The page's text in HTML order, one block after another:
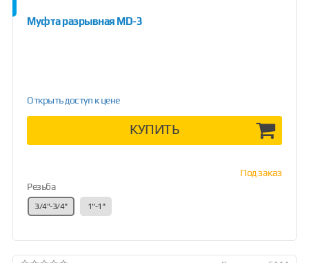
Муфта разрывная MD-3
Открыть доступ к цене
КУПИТЬ
Под заказ
Резьба
3/4"-3/4" 1"-1"